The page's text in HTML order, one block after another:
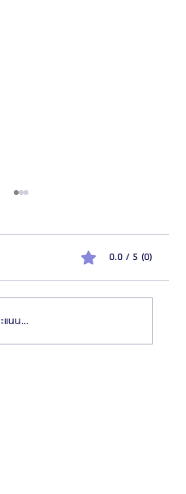
วท (Private Plastic Surgery)
และฉีดไขมัน
0.0 / 5 (0)
แนน...